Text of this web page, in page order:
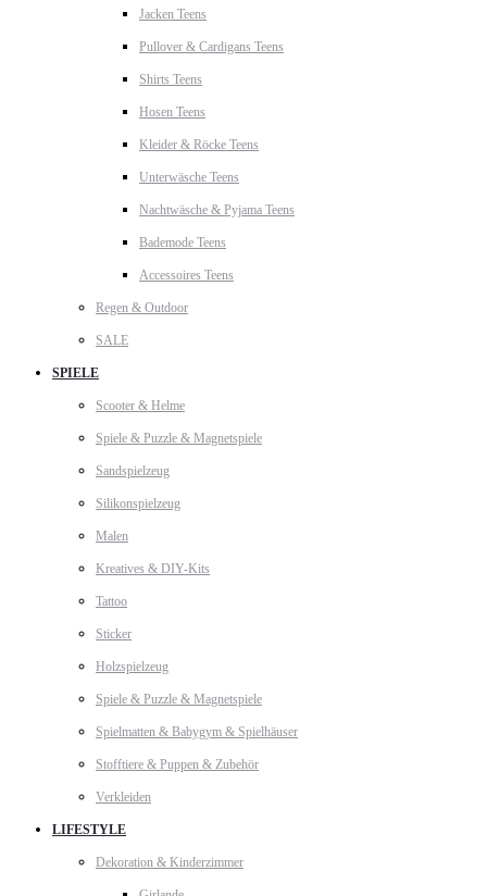
Jacken Teens
Pullover & Cardigans Teens
Shirts Teens
Hosen Teens
Kleider & Röcke Teens
Unterwäsche Teens
Nachtwäsche & Pyjama Teens
Bademode Teens
Accessoires Teens
Regen & Outdoor
SALE
SPIELE
Scooter & Helme
Spiele & Puzzle & Magnetspiele
Sandspielzeug
Silikonspielzeug
Malen
Kreatives & DIY-Kits
Tattoo
Sticker
Holzspielzeug
Spiele & Puzzle & Magnetspiele
Spielmatten & Babygym & Spielhäuser
Stofftiere & Puppen & Zubehör
Verkleiden
LIFESTYLE
Dekoration & Kinderzimmer